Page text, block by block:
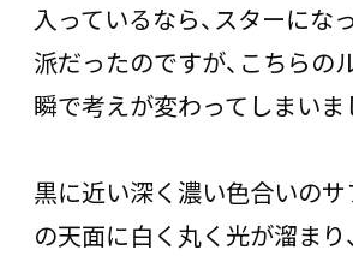
入っているなら、スターにな
派だったのですが、こちらの
瞬で考えが変わってしまいま
黒に近い深く濃い色合いのサ
の天面に白く丸く光が溜まり